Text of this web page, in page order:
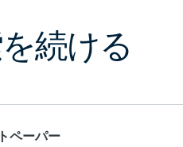
続ける
ペーパー